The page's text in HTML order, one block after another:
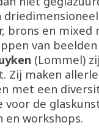
brons en mixed
van
(Lommel)
Zij maken
met een
de
en workshops.